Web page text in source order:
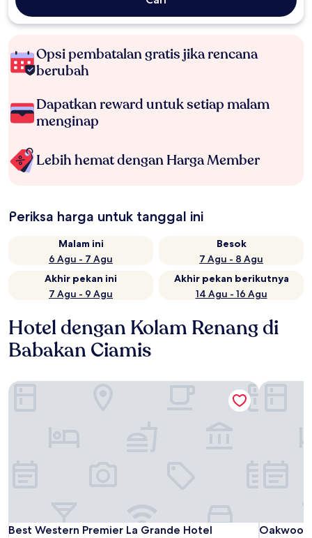
Opsi pembatalan gratis jika rencana
berubah
Dapatkan reward untuk setiap malam
menginap
Lebih hemat dengan Harga Member
Periksa harga untuk tanggal ini
Malam ini
6 Agu - 7 Agu
Besok
7 Agu - 8 Agu
Akhir pekan ini
7 Agu - 9 Agu
Akhir pekan berikutnya
14 Agu - 16 Agu
Hotel dengan Kolam Renang di
Babakan Ciamis
Best Western Premier La Grande Hotel
Best Western Premier La Grande Hotel
Best Western Premier La Grande Hotel
Oakwood
Oakwood